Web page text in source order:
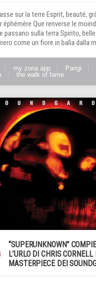
sur la terre Esprit, beauté,
éphémère Que renverse le
passano sulla terra Spirito,
come un fiore in balìa dalla
my zona app Parigi
the walk of fame
“SUPERUNKNOWN”
L’URLO DI CHRIS CORNELL
MASTERPIECE DEI